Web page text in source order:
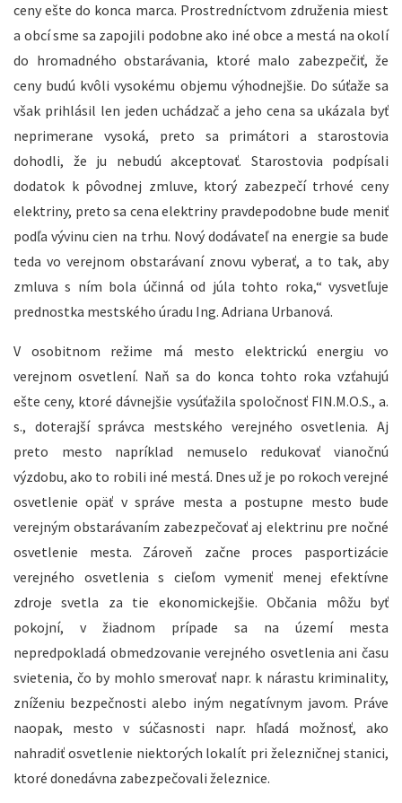
ceny ešte do konca marca. Prostredníctvom združenia miest
a obcí sme sa zapojili podobne ako iné obce a mestá na okolí
do hromadného obstarávania, ktoré malo zabezpečiť, že
ceny budú kvôli vysokému objemu výhodnejšie. Do súťaže sa
však prihlásil len jeden uchádzač a jeho cena sa ukázala byť
neprimerane vysoká, preto sa primátori a starostovia
dohodli, že ju nebudú akceptovať. Starostovia podpísali
dodatok k pôvodnej zmluve, ktorý zabezpečí trhové ceny
elektriny, preto sa cena elektriny pravdepodobne bude meniť
podľa vývinu cien na trhu. Nový dodávateľ na energie sa bude
teda vo verejnom obstarávaní znovu vyberať, a to tak, aby
zmluva s ním bola účinná od júla tohto roka,“ vysvetľuje
prednostka mestského úradu Ing. Adriana Urbanová.
V osobitnom režime má mesto elektrickú energiu vo
verejnom osvetlení. Naň sa do konca tohto roka vzťahujú
ešte ceny, ktoré dávnejšie vysúťažila spoločnosť FIN.M.O.S., a.
s., doterajší správca mestského verejného osvetlenia. Aj
preto mesto napríklad nemuselo redukovať vianočnú
výzdobu, ako to robili iné mestá. Dnes už je po rokoch verejné
osvetlenie opäť v správe mesta a postupne mesto bude
verejným obstarávaním zabezpečovať aj elektrinu pre nočné
osvetlenie mesta. Zároveň začne proces pasportizácie
verejného osvetlenia s cieľom vymeniť menej efektívne
zdroje svetla za tie ekonomickejšie. Občania môžu byť
pokojní, v žiadnom prípade sa na území mesta
nepredpokladá obmedzovanie verejného osvetlenia ani času
svietenia, čo by mohlo smerovať napr. k nárastu kriminality,
zníženiu bezpečnosti alebo iným negatívnym javom. Práve
naopak, mesto v súčasnosti napr. hľadá možnosť, ako
nahradiť osvetlenie niektorých lokalít pri železničnej stanici,
ktoré donedávna zabezpečovali železnice.